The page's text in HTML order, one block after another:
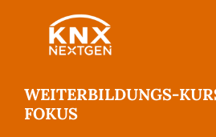
WEITERBILDUNGS-
FOKUS